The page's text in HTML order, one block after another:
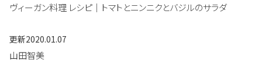
ヴィーガン料理 レシピ｜トマトとニンニクとバジルのサラダ
更新2020.01.07
山田智美